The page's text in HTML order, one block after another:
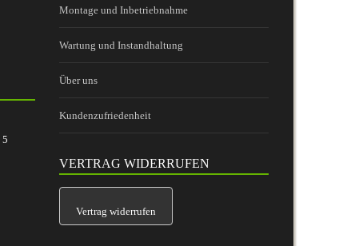
5
Montage und Inbetriebnahme
Wartung und Instandhaltung
Über uns
Kundenzufriedenheit
VERTRAG WIDERRUFEN
Vertrag widerrufen